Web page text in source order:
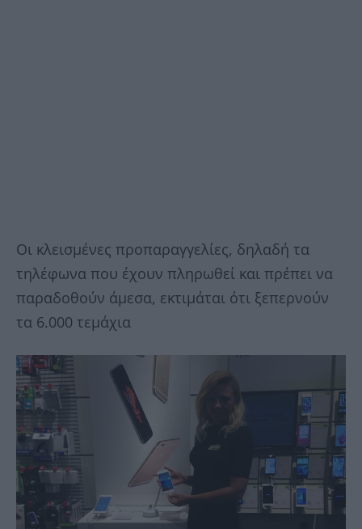
Οι κλεισμένες προπαραγγελίες, δηλαδή τα
τηλέφωνα που έχουν πληρωθεί και πρέπει να
παραδοθούν άμεσα, εκτιμάται ότι ξεπερνούν
τα 6.000 τεμάχια